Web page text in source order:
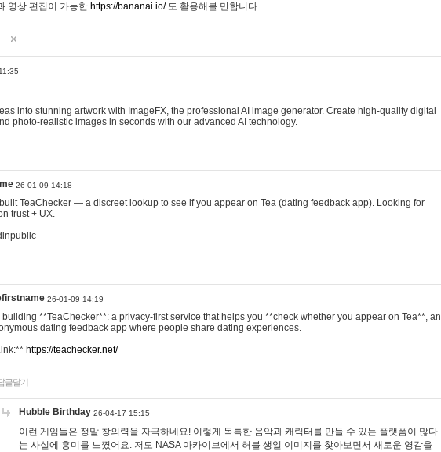
영상 편집이 가능한 https://bananai.io/도 활용해볼 만합니다.
into stunning artwork with ImageFX, the professional AI image generator. Create high-quality digital
photo-realistic images in seconds with our advanced AI technology.
26-01-09 14:18
TeaChecker — a discreet lookup to see if you appear on Tea (dating feedback app). Looking for
trust + UX.
26-01-09 14:19
building **TeaChecker**: a privacy-first service that helps you **check whether you appear on Tea**, an
dating feedback app where people share dating experiences.
https://teachecker.net/
글달기
Hubble Birthday 26-04-17 15:15
이런 게임들은 정말 창의력을 자극하네요! 이렇게 독특한 음악과 캐릭터를 만들 수 있는 플랫폼이 많다
는 사실에 흥미를 느꼈어요. 저도 NASA 아카이브에서 허블 생일 이미지를 찾아보면서 새로운 영감을